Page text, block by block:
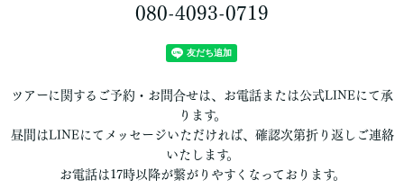
080-4093-0719
ツアーに関するご予約・お問合せは、お電話または公式LINEにて承
ります。
昼間はLINEにてメッセージいただければ、確認次第折り返しご連絡
いたします。
お電話は17時以降が繋がりやすくなっております。